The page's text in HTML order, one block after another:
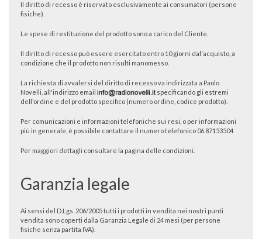
Il diritto di recesso è riservato esclusivamente ai consumatori (persone
fisiche).
Le spese di restituzione del prodotto sono a carico del Cliente.
Il diritto di recesso può essere esercitato entro 10 giorni dal'acquisto, a
condizione che il prodotto non risulti manomesso.
La richiesta di avvalersi del diritto di recesso va indirizzata a Paolo
Novelli, all'indirizzo email
specificando gli estremi
dell'ordine e del prodotto specifico (numero ordine, codice prodotto).
Per comunicazioni e informazioni telefoniche sui resi, o per informazioni
più in generale, è possibile contattare il numero telefonico 06.87153504
Per maggiori dettagli consultare la pagina delle condizioni
Garanzia legale
Ai sensi del D.Lgs. 206/2005 tutti i prodotti in vendita nei nostri punti
vendita sono coperti dalla Garanzia Legale di 24 mesi (per persone
fisiche senza partita IVA).